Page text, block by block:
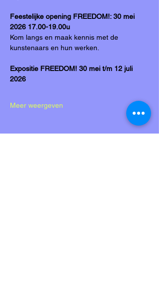
Feestelijke opening FREEDOM!: 30 mei
2026 17.00-19.00u
Kom langs en maak kennis met de
kunstenaars en hun werken.
Expositie FREEDOM! 30 mei t/m 12 juli
2026
Meer weergeven